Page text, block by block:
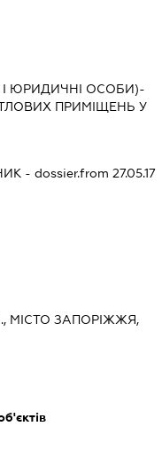
ЮРИДИЧНІ ОСОБИ)-
ПРИМІЩЕНЬ У
- dossier.from 27.05.17
МІСТО ЗАПОРІЖЖЯ,